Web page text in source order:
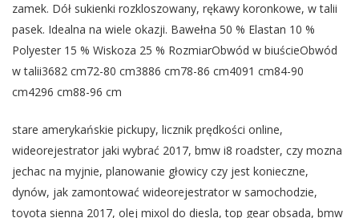
zamek. Dół sukienki rozkloszowany, rękawy koronkowe, w talii
pasek. Idealna na wiele okazji. Bawełna 50 % Elastan 10 %
Polyester 15 % Wiskoza 25 % RozmiarObwód w biuścieObwód
w talii3682 cm72-80 cm3886 cm78-86 cm4091 cm84-90
cm4296 cm88-96 cm
stare amerykańskie pickupy, licznik prędkości online,
wideorejestrator jaki wybrać 2017, bmw i8 roadster, czy mozna
jechac na myjnie, planowanie głowicy czy jest konieczne,
dynów, jak zamontować wideorejestrator w samochodzie,
toyota sienna 2017, olej mixol do diesla, top gear obsada, bmw